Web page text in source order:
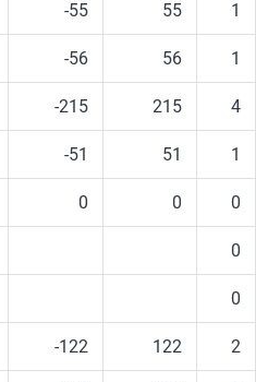
-55 55 1
-56 56 1
-215 215 4
-51 51 1
0 0 0
0
0
-122 122 2